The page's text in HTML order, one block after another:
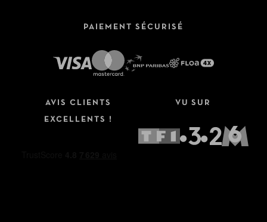
PAIEMENT SÉCURISÉ
AVIS CLIENTS
EXCELLENTS !
VU SUR